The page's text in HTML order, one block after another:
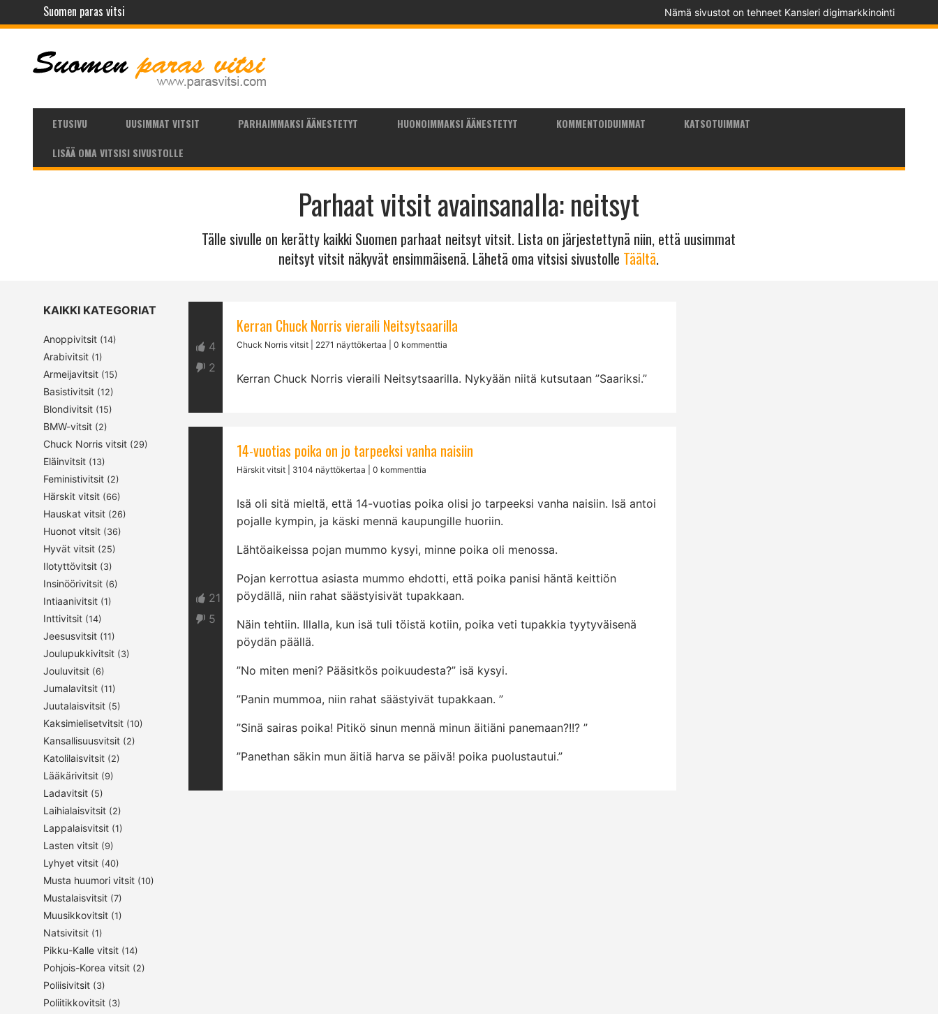
Suomen paras vitsi Nämä sivustot on tehneet Kansleri digimarkkinointi
ETUSIVU UUSIMMAT VITSIT PARHAIMMAKSI ÄÄNESTETYT HUONOIMMAKSI ÄÄNESTETYT KOMMENTOIDUIMMAT
KATSOTUIMMAT
LISÄÄ OMA VITSISI SIVUSTOLLE
Parhaat vitsit avainsanalla: neitsyt
Tälle sivulle on kerätty kaikki Suomen parhaat neitsyt vitsit. Lista on järjestettynä niin, että uusimmat
neitsyt vitsit näkyvät ensimmäisenä. Lähetä oma vitsisi sivustolle Täältä.
KAIKKI KATEGORIAT
Anoppivitsit (14)
Arabivitsit (1)
Armeijavitsit (15)
Basistivitsit (12)
Blondivitsit (15)
BMW-vitsit (2)
Chuck Norris vitsit (29)
Eläinvitsit (13)
Feministivitsit (2)
Härskit vitsit (66)
Hauskat vitsit (26)
Huonot vitsit (36)
Hyvät vitsit (25)
Ilotyttövitsit (3)
Insinöörivitsit (6)
Intiaanivitsit (1)
Inttivitsit (14)
Jeesusvitsit (11)
Joulupukkivitsit (3)
Jouluvitsit (6)
Jumalavitsit (11)
Juutalaisvitsit (5)
Kaksimielisetvitsit (10)
Kansallisuusvitsit (2)
Katolilaisvitsit (2)
Lääkärivitsit (9)
Ladavitsit (5)
Laihialaisvitsit (2)
Lappalaisvitsit (1)
Lasten vitsit (9)
Lyhyet vitsit (40)
Musta huumori vitsit (10)
Mustalaisvitsit (7)
Muusikkovitsit (1)
Natsivitsit (1)
Pikku-Kalle vitsit (14)
Pohjois-Korea vitsit (2)
Poliisivitsit (3)
Poliitikkovitsit (3)
4
2
Kerran Chuck Norris vieraili Neitsytsaarilla
Chuck Norris vitsit | 2271 näyttökertaa | 0 kommenttia
Kerran Chuck Norris vieraili Neitsytsaarilla. Nykyään niitä kutsutaan ”Saariksi.”
21
5
14-vuotias poika on jo tarpeeksi vanha naisiin
Härskit vitsit | 3104 näyttökertaa | 0 kommenttia
Isä oli sitä mieltä, että 14-vuotias poika olisi jo tarpeeksi vanha naisiin. Isä antoi
pojalle kympin, ja käski mennä kaupungille huoriin.
Lähtöaikeissa pojan mummo kysyi, minne poika oli menossa.
Pojan kerrottua asiasta mummo ehdotti, että poika panisi häntä keittiön
pöydällä, niin rahat säästyisivät tupakkaan.
Näin tehtiin. Illalla, kun isä tuli töistä kotiin, poika veti tupakkia tyytyväisenä
pöydän päällä.
”No miten meni? Pääsitkös poikuudesta?” isä kysyi.
”Panin mummoa, niin rahat säästyivät tupakkaan. ”
”Sinä sairas poika! Pitikö sinun mennä minun äitiäni panemaan?!!? ”
”Panethan säkin mun äitiä harva se päivä! poika puolustautui.”